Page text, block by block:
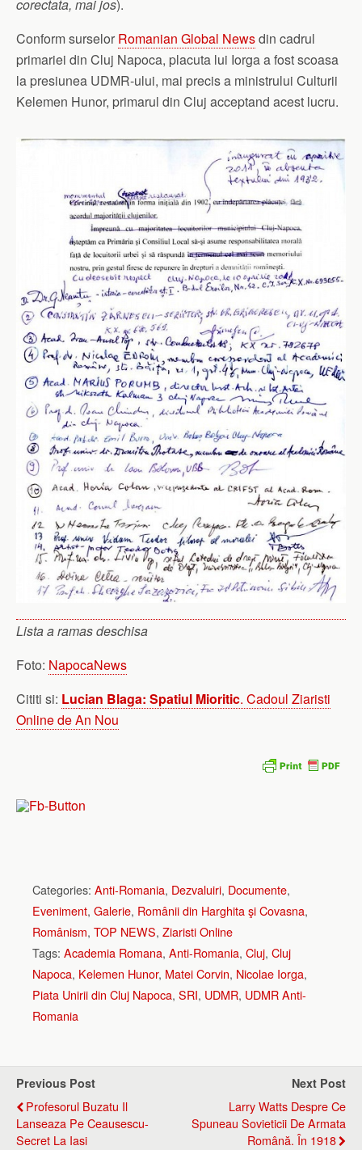
corectata, mai jos).
Conform surselor Romanian Global Newsdin cadrul
primariei din Cluj Napoca, placuta lui Iorga a fost scoasa
la presiunea UDMR-ului, mai precis a ministrului Culturii
Kelemen Hunor, primarul din Cluj acceptand acest lucru.
Lista a ramas deschisa
Foto: NapocaNews
Cititi si: Lucian Blaga: Spatiul Mioritic. Cadoul Ziaristi
Online de An Nou
Categories: Anti-Romania, Dezvaluiri, Documente,
Eveniment, Galerie, Românii din Harghita şi Covasna,
Românism, TOP NEWS, Ziaristi Online
Tags: Academia Romana, Anti-Romania, Cluj, Cluj
Napoca, Kelemen Hunor, Matei Corvin, Nicolae Iorga,
Piata Unirii din Cluj Napoca, SRI, UDMR, UDMR Anti-
Romania
Previous Post
Profesorul Buzatu Il
Lanseaza Pe Ceausescu-
Secret La Iasi
Next Post
Larry Watts Despre Ce
Spuneau Sovieticii De Armata
Română. În 1918